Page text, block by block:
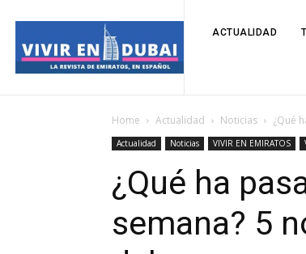
ACTUALIDAD
Home Actualidad Noticias ¿Qué
Actualidad Noticias VIVIR EN EMIRATOS
¿Qué ha
semana? 5